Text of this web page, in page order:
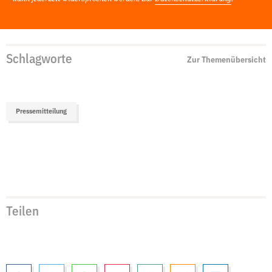
Schlagworte Zur Themenübersicht
Pressemitteilung
Teilen